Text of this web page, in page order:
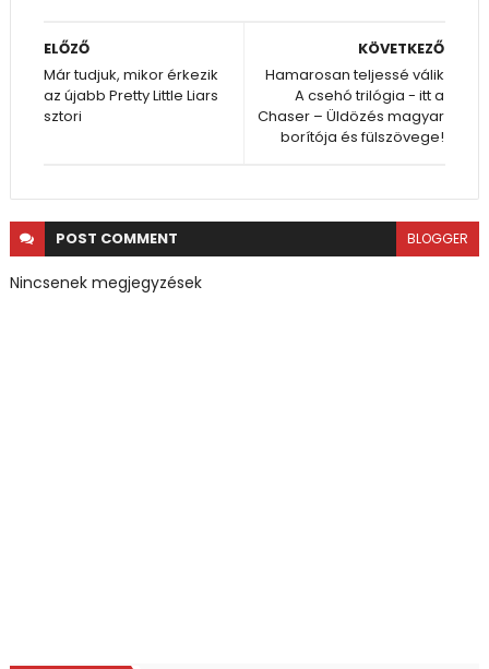
KÖVETKEZŐ
Hamarosan teljessé válik
A csehó trilógia - itt a
Chaser – Üldözés magyar
borítója és fülszövege!
ELŐZŐ
Már tudjuk, mikor érkezik
az újabb Pretty Little Liars
sztori
POST COMMENT BLOGGER
Nincsenek megjegyzések